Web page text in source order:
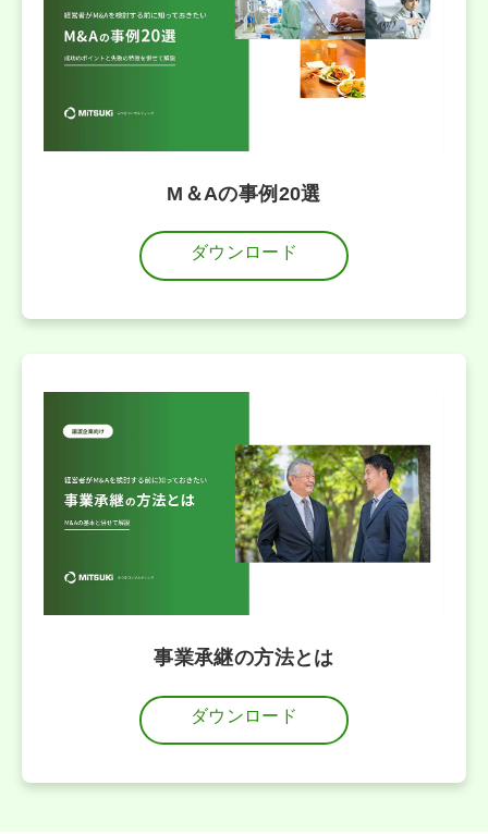
M＆Aの事例20選
ダウンロード
事業承継の方法とは
ダウンロード